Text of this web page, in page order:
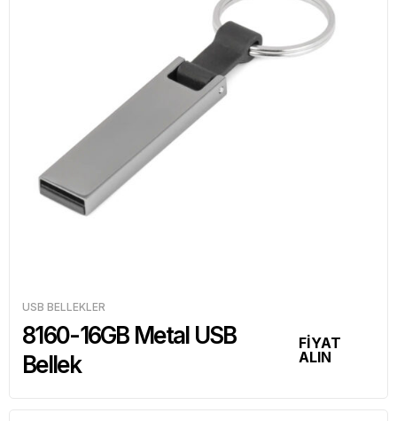
USB BELLEKLER
8160-16GB Metal USB
Bellek
FİYAT
ALIN